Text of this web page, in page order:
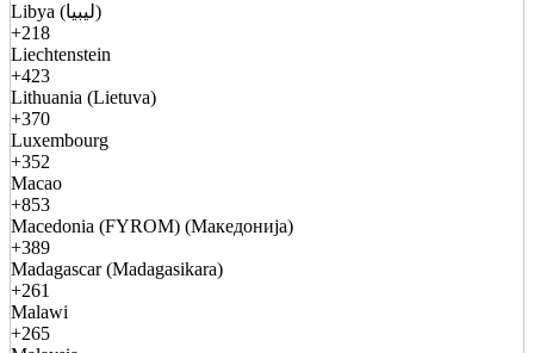
Libya (ليبيا)
+218
Liechtenstein
+423
Lithuania (Lietuva)
+370
Luxembourg
+352
Macao
+853
Macedonia (FYROM) (Македонија)
+389
Madagascar (Madagasikara)
+261
Malawi
+265